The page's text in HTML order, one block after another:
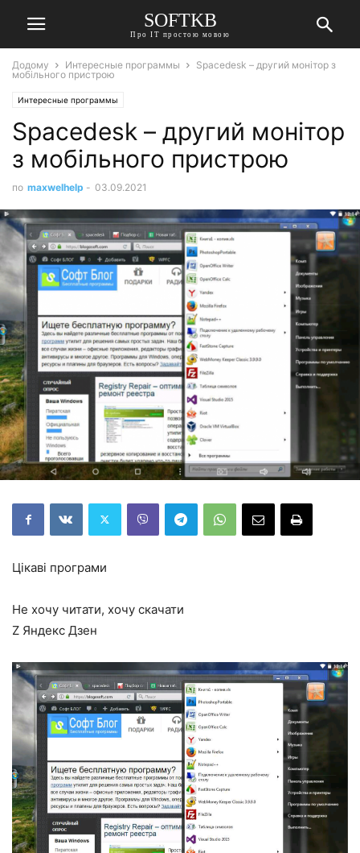
SOFTKB
Про ІТ простою мовою
Додому Интересные программы
Spacedesk – другий монітор з
мобільного пристрою
Интересные программы
Spacedesk – другий монітор
з мобільного пристрою
по maxwelhelp - 03.09.2021
Цікаві програми
Не хочу читати, хочу скачати
Z Яндекс Дзен